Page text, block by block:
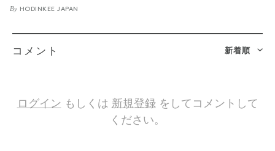
By HODINKEE JAPAN
新着順
コメント
ログイン もしくは 新規登録をしてコメントして
ください。